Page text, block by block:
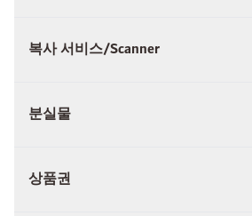
복사 서비스/Scanner
분실물
상품권